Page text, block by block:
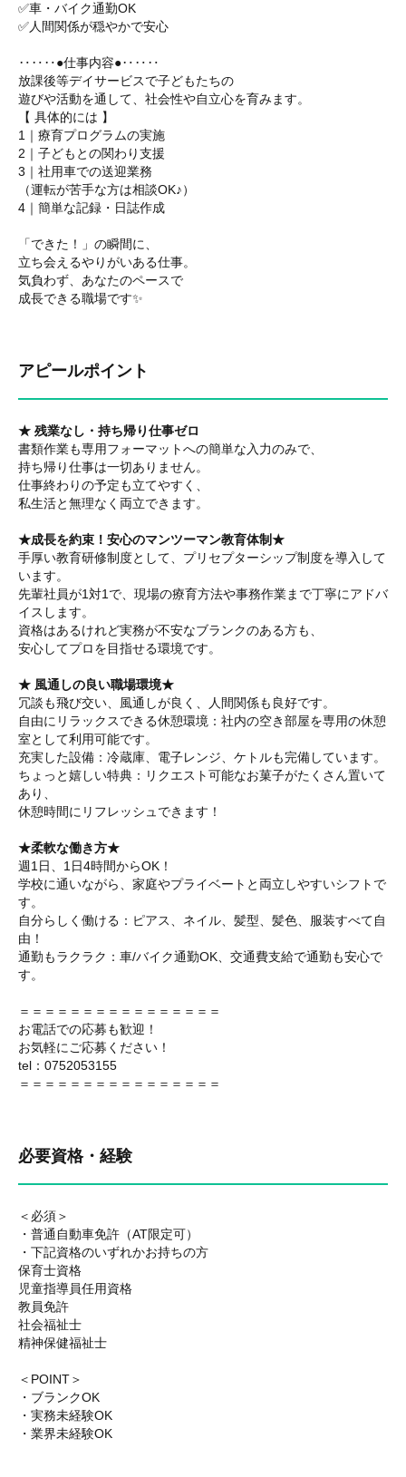
✅車・バイク通勤OK
✅人間関係が穏やかで安心
‥‥‥●仕事内容●‥‥‥
放課後等デイサービスで子どもたちの
遊びや活動を通して、社会性や自立心を育みます。
【 具体的には 】
1｜療育プログラムの実施
2｜子どもとの関わり支援
3｜社用車での送迎業務
（運転が苦手な方は相談OK♪）
4｜簡単な記録・日誌作成
「できた！」の瞬間に、
立ち会えるやりがいある仕事。
気負わず、あなたのペースで
成長できる職場です✨
アピールポイント
★ 残業なし・持ち帰り仕事ゼロ
書類作業も専用フォーマットへの簡単な入力のみで、
持ち帰り仕事は一切ありません。
仕事終わりの予定も立てやすく、
私生活と無理なく両立できます。
★成長を約束！安心のマンツーマン教育体制★
手厚い教育研修制度として、プリセプターシップ制度を導入して
います。
先輩社員が1対1で、現場の療育方法や事務作業まで丁寧にアドバ
イスします。
資格はあるけれど実務が不安なブランクのある方も、
安心してプロを目指せる環境です。
★ 風通しの良い職場環境★
冗談も飛び交い、風通しが良く、人間関係も良好です。
自由にリラックスできる休憩環境：社内の空き部屋を専用の休憩
室として利用可能です。
充実した設備：冷蔵庫、電子レンジ、ケトルも完備しています。
ちょっと嬉しい特典：リクエスト可能なお菓子がたくさん置いて
あり、
休憩時間にリフレッシュできます！
★柔軟な働き方★
週1日、1日4時間からOK！
学校に通いながら、家庭やプライベートと両立しやすいシフトで
す。
自分らしく働ける：ピアス、ネイル、髪型、髪色、服装すべて自
由！
通勤もラクラク：車/バイク通勤OK、交通費支給で通勤も安心で
す。
＝＝＝＝＝＝＝＝＝＝＝＝＝＝＝＝
お電話での応募も歓迎！
お気軽にご応募ください！
tel：0752053155
＝＝＝＝＝＝＝＝＝＝＝＝＝＝＝＝
必要資格・経験
＜必須＞
・普通自動車免許（AT限定可）
・下記資格のいずれかお持ちの方
保育士資格
児童指導員任用資格
教員免許
社会福祉士
精神保健福祉士
＜POINT＞
・ブランクOK
・実務未経験OK
・業界未経験OK